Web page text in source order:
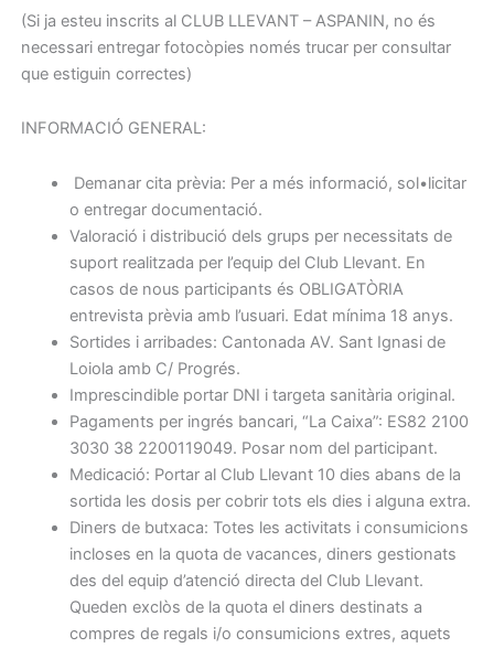
(Si ja esteu inscrits al CLUB LLEVANT – ASPANIN, no és
necessari entregar fotocòpies només trucar per consultar
que estiguin correctes)
INFORMACIÓ GENERAL:
Demanar cita prèvia: Per a més informació, sol•licitar
o entregar documentació.
Valoració i distribució dels grups per necessitats de
suport realitzada per l’equip del Club Llevant. En
casos de nous participants és OBLIGATÒRIA
entrevista prèvia amb l’usuari. Edat mínima 18 anys.
Sortides i arribades: Cantonada AV. Sant Ignasi de
Loiola amb C/ Progrés.
Imprescindible portar DNI i targeta sanitària original.
Pagaments per ingrés bancari, “La Caixa”: ES82 2100
3030 38 2200119049. Posar nom del participant.
Medicació: Portar al Club Llevant 10 dies abans de la
sortida les dosis per cobrir tots els dies i alguna extra.
Diners de butxaca: Totes les activitats i consumicions
incloses en la quota de vacances, diners gestionats
des del equip d’atenció directa del Club Llevant.
Queden exclòs de la quota el diners destinats a
compres de regals i/o consumicions extres, aquets